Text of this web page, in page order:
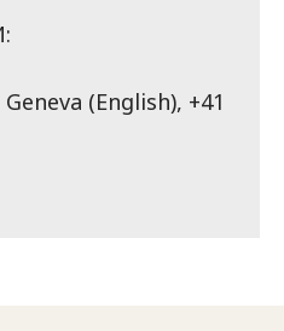
Geneva (English), +41